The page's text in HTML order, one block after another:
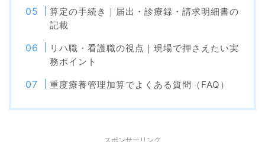
算定の手続き｜届出・診療録・請求明細書の
記載
リハ職・看護職の視点｜現場で押さえたい実
務ポイント
重度療養管理加算でよくある質問（FAQ）
スポンサーリンク